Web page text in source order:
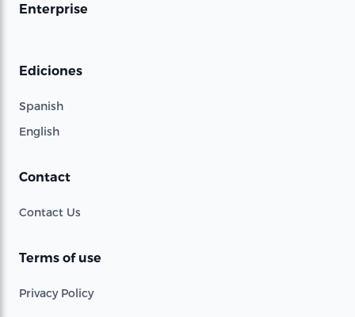
Enterprise
Ediciones
Spanish
English
Contact
Contact Us
Terms of use
Privacy Policy